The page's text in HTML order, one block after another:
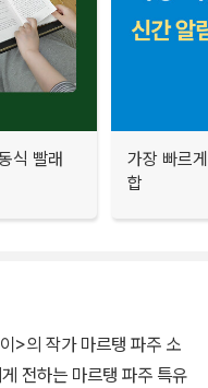
식 빨래
가장 빠르
합
>의 작가 마르탱 파주 소
전하는 마르탱 파주 특유